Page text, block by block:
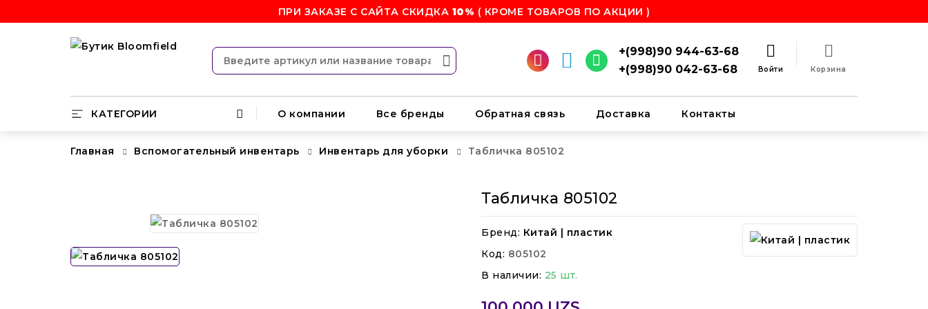
ПРИ ЗАКАЗЕ С САЙТА СКИДКА 10% ( КРОМЕ ТОВАРОВ ПО АКЦИИ )
Корзина
+(998)90 944-63-68
+(998)90 042-63-68
Войти
КАТЕГОРИИ О компании Все бренды Обратная связь Доставка Контакты
Главная Вспомогательный инвентарь Инвентарь для уборки Табличка 805102
Табличка 805102
Бренд: Китай | пластик
Код: 805102
В наличии: 25 шт.